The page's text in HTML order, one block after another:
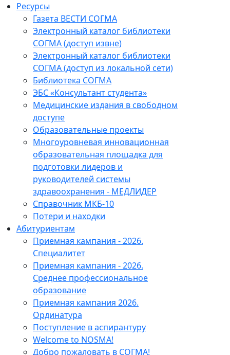
Ресурсы
Газета ВЕСТИ СОГМА
Электронный каталог библиотеки
СОГМА (доступ извне)
Электронный каталог библиотеки
СОГМА (доступ из локальной сети)
Библиотека СОГМА
ЭБС «Консультант студента»
Медицинские издания в свободном
доступе
Образовательные проекты
Многоуровневая инновационная
образовательная площадка для
подготовки лидеров и
руководителей системы
здравоохранения - МЕДЛИДЕР
Справочник МКБ-10
Потери и находки
Абитуриентам
Приемная кампания - 2026.
Специалитет
Приемная кампания - 2026.
Среднее профессиональное
образование
Приемная кампания 2026.
Ординатура
Поступление в аспирантуру
Welcome to NOSMA!
Добро пожаловать в СОГМА!